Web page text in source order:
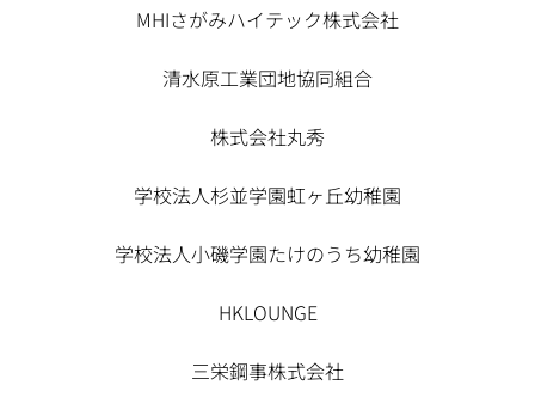
MHIさがみハイテック株式会社
清水原工業団地協同組合
株式会社丸秀
学校法人杉並学園虹ヶ丘幼稚園
学校法人小磯学園たけのうち幼稚園
HKLOUNGE
三栄鋼事株式会社